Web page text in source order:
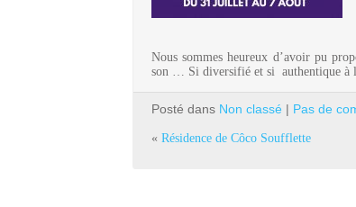
Nous sommes heureux d’avoir pu
son … Si diversifié et si authentique à
Posté dans Non classé | Pas de
« Résidence de Côco Soufflette